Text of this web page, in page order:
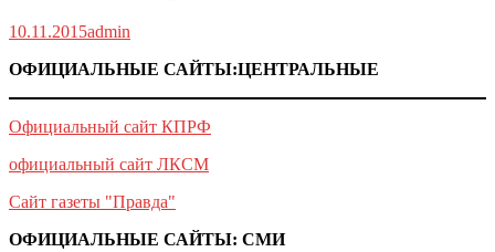
10.11.2015admin
ОФИЦИАЛЬНЫЕ САЙТЫ:ЦЕНТРАЛЬНЫЕ
Официальный сайт КПРФ
официальный сайт ЛКСМ
Сайт газеты "Правда"
ОФИЦИАЛЬНЫЕ САЙТЫ: СМИ